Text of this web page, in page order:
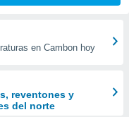
en Cambon hoy
reventones y
del norte